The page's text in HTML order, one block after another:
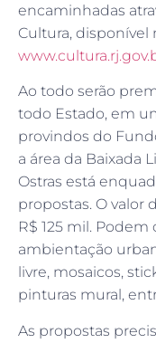
encaminhadas
Cultura, disponível
Ao todo serão
todo Estado, em
provindos do
a área da Baixada
Ostras está
propostas. O valor
R$ 125 mil.
ambientação
livre, mosaicos,
pinturas mural,
As propostas